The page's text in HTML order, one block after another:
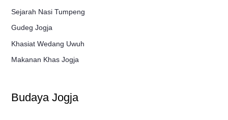
Sejarah Nasi Tumpeng
Gudeg Jogja
Khasiat Wedang Uwuh
Makanan Khas Jogja
Budaya Jogja